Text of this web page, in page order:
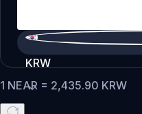
KRW
1 NEAR = 2,435.90 KRW